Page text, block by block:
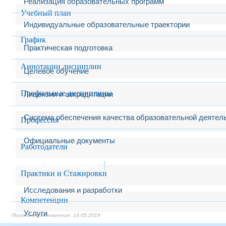
Индивидуальные образовательные траектории
Практическая подготовка
Целевое обучение
Лицензии и аккредитации
Система обеспечения качества образовательной
Официальные документы
Исследования и разработки
Услуги 14.05.2019
14.05.2019
14.05.2019
14.05.2019
14.05.2019
Учебный план
14.05.2019
График
14.05.2019
Аннотации дисциплин
14.05.2019
Профильные дисциплины
14.05.2019
Профессия
14.05.2019
Работодатели
14.05.2019
Практики и Стажировки
14.05.2019
Компетенции
14.05.2019